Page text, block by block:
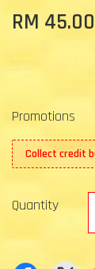
RM 45.00
Promotions
Collect credit
Quantity